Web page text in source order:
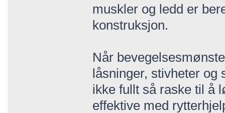
muskler og ledd er
konstruksjon.
Når
låsninger, stivheter
ikke fullt så raske til å
effektive med